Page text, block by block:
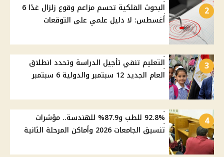
2
البحوث الفلكية تحسم مزاعم وقوع زلزال غدًا 6
أغسطس: لا دليل علمي على التوقعات
3
التعليم تنفي تأجيل الدراسة وتحدد انطلاق
العام الجديد 12 سبتمبر والدولية 6 سبتمبر
4
92.8% للطب و87.9% للهندسة.. مؤشرات
تنسيق الجامعات 2026 وأماكن المرحلة الثانية